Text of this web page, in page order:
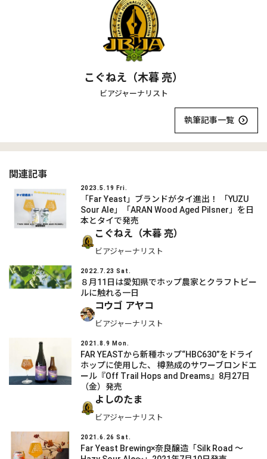
こぐねえ（木暮 亮）
ビアジャーナリスト
執筆記事一覧
関連記事
2023.5.19 Fri.
「Far Yeast」ブランドがタイ進出！ 「YUZU
Sour Ale」「ARAN Wood Aged Pilsner」を日
本とタイで発売
こぐねえ（木暮 亮）
ビアジャーナリスト
2022.7.23 Sat.
８月11日は愛知県でホップ農家とクラフトビー
ルに触れる一日
コウゴ アヤコ
ビアジャーナリスト
2021.8.9 Mon.
FAR YEASTから新種ホップ“HBC630”をドライ
ホップに使用した、 樽熟成のサワーブロンドエ
ール『Off Trail Hops and Dreams』8月27日
（金）発売
よしのたま
ビアジャーナリスト
2021.6.26 Sat.
Far Yeast Brewing×奈良醸造「Silk Road ～